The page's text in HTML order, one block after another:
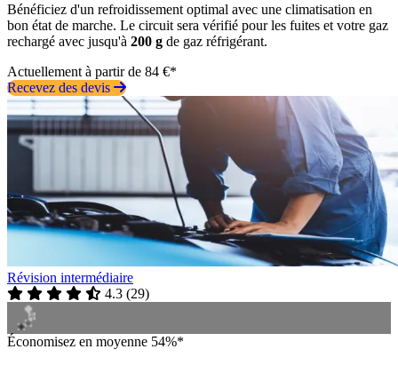
Bénéficiez d'un refroidissement optimal avec une climatisation en
bon état de marche. Le circuit sera vérifié pour les fuites et votre gaz
rechargé avec jusqu'à 200 g de gaz réfrigérant.
Actuellement à partir de 84 €*
Recevez des devis
Révision intermédiaire
4.3 (29)
Économisez en moyenne 54%*